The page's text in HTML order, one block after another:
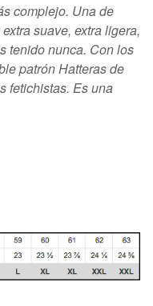
complejo. Una de
suave, extra ligera,
tenido nunca. Con los
patrón Hatteras de
fetichistas. Es una